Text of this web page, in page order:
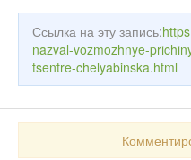
Ссылка на эту запись:
nazval-vozmozhnye-
tsentre-chelyabinska.html